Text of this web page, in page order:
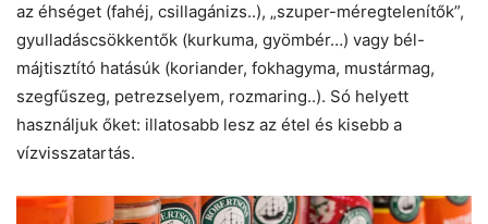
az éhséget (fahéj, csillagánizs..), „szuper-méregtelenítők”,
gyulladáscsökkentők (kurkuma, gyömbér…) vagy bél-
májtisztító hatásúk (koriander, fokhagyma, mustármag,
szegfűszeg, petrezselyem, rozmaring..). Só helyett
használjuk őket: illatosabb lesz az étel és kisebb a
vízvisszatartás.